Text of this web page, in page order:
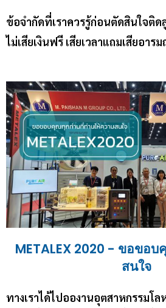
ข้อจำกัดที่เราควรรู้ก่อนตัดสินใจติ
ไม่เสียเงินฟรี เสียเวลาแถมเสียอาร
METALEX 2020 - ขอขอ
สนใจ
ทางเราได้ไปอองานอุตสาหกรรมโล